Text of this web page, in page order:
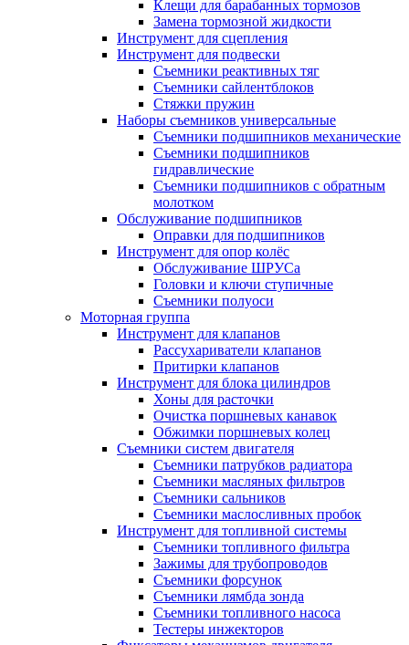
Клещи для барабанных тормозов
Замена тормозной жидкости
Инструмент для сцепления
Инструмент для подвески
Съемники реактивных тяг
Съемники сайлентблоков
Стяжки пружин
Наборы съемников универсальные
Съемники подшипников механические
Съемники подшипников
гидравлические
Съемники подшипников с обратным
молотком
Обслуживание подшипников
Оправки для подшипников
Инструмент для опор колёс
Обслуживание ШРУСа
Головки и ключи ступичные
Съемники полуоси
Моторная группа
Инструмент для клапанов
Рассухариватели клапанов
Притирки клапанов
Инструмент для блока цилиндров
Хоны для расточки
Очистка поршневых канавок
Обжимки поршневых колец
Съемники систем двигателя
Съемники патрубков радиатора
Съемники масляных фильтров
Съемники сальников
Съемники маслосливных пробок
Инструмент для топливной системы
Съемники топливного фильтра
Зажимы для трубопроводов
Съемники форсунок
Съемники лямбда зонда
Съемники топливного насоса
Тестеры инжекторов